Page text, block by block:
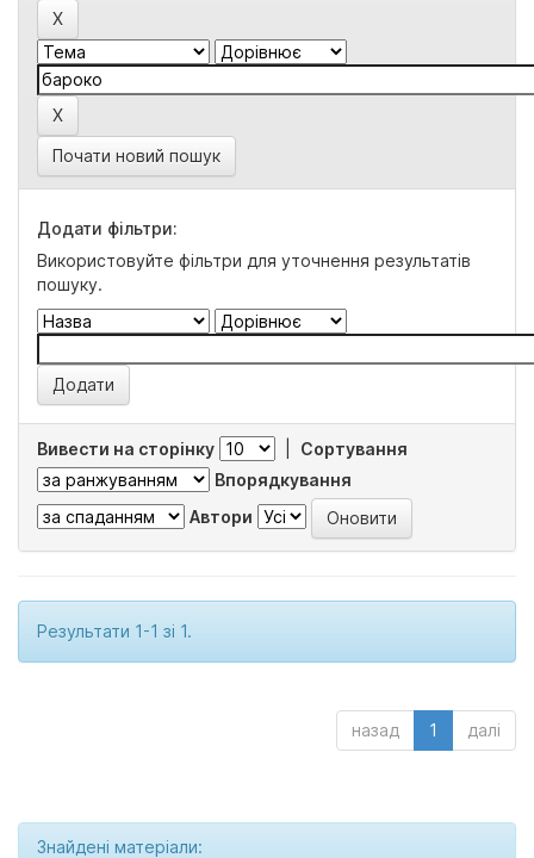
Почати новий пошук
Додати фільтри:
Використовуйте фільтри для уточнення результатів
пошуку.
Вивести на сторінку
Сортування
Впорядкування
Автори
Результати 1-1 зі 1.
назад 1 далі
Знайдені матеріали: